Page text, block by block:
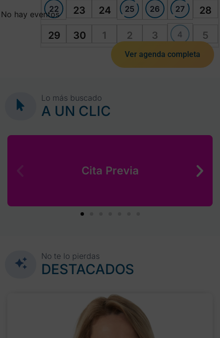
22 23 24 25 26 27 28
29 30 1 2 3 4 5
No hay eventos
Ver agenda completa
Lo más buscado
A UN CLIC
Cita Previa
No te lo pierdas
DESTACADOS